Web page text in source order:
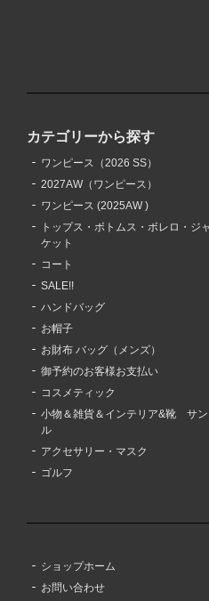
カテゴリーから探す
ワンピース（2026 SS）
2027AW（ワンピース）
ワンピース (2025AW )
トップス・ボトムス・ボレロ・ジャ
ケット
コート
SALE!!
ハンドバッグ
お帽子
お財布 バッグ（メンズ）
御予約のお客様お支払い
コスメティック
小物＆雑貨＆インテリア&靴 サ
ル
アクセサリー・マスク
ゴルフ
ショップホーム
お問い合わせ